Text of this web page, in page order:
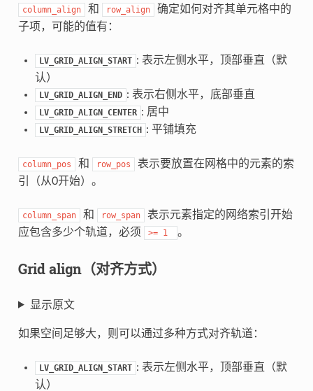
column_align 和 row_align
确定如何对齐其单元格中的
子项，可能的值有：
LV_GRID_ALIGN_START : 表示左侧水平，顶部垂直（默
认）
LV_GRID_ALIGN_END : 表示右侧水平，底部垂直
LV_GRID_ALIGN_CENTER : 居中
LV_GRID_ALIGN_STRETCH : 平铺填充
column_pos 和 row_pos
表示要放置在网格中的元素的索
引（从0开始）。
column_span 和 row_span
表示元素指定的网络索引开始
应包含多少个轨道，必须
>= 1 。
Grid align（对齐方式）
显示原文
如果空间足够大，则可以通过多种方式对齐轨道：
LV_GRID_ALIGN_START : 表示左侧水平，顶部垂直（默
认）